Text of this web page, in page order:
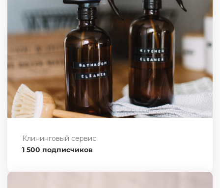
Клининговый сервис
1 500 подписчиков